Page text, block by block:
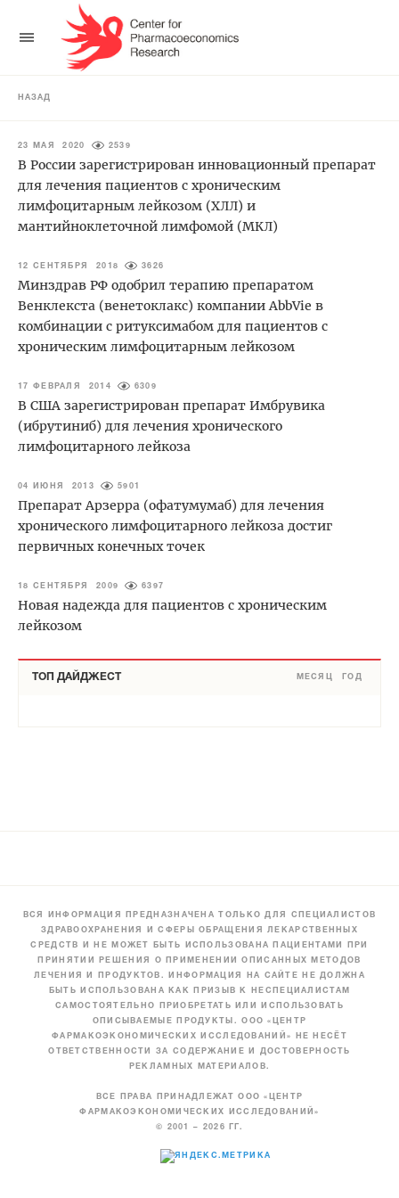
НАЗАД
23 МАЯ 2020 2539
В России зарегистрирован инновационный препарат
для лечения пациентов с хроническим
лимфоцитарным лейкозом (ХЛЛ) и
мантийноклеточной лимфомой (МКЛ)
12 СЕНТЯБРЯ 2018 3626
Минздрав РФ одобрил терапию препаратом
Венклекста (венетоклакс) компании AbbVie в
комбинации с ритуксимабом для пациентов с
хроническим лимфоцитарным лейкозом
17 ФЕВРАЛЯ 2014 6309
В США зарегистрирован препарат Имбрувика
(ибрутиниб) для лечения хронического
лимфоцитарного лейкоза
04 ИЮНЯ 2013 5901
Препарат Арзерра (офатумумаб) для лечения
хронического лимфоцитарного лейкоза достиг
первичных конечных точек
18 СЕНТЯБРЯ 2009 6397
Новая надежда для пациентов с хроническим
лейкозом
ТОП ДАЙДЖЕСТ МЕСЯЦ ГОД
ВСЯ ИНФОРМАЦИЯ ПРЕДНАЗНАЧЕНА ТОЛЬКО ДЛЯ СПЕЦИАЛИСТОВ
ЗДРАВООХРАНЕНИЯ И СФЕРЫ ОБРАЩЕНИЯ ЛЕКАРСТВЕННЫХ
СРЕДСТВ И НЕ МОЖЕТ БЫТЬ ИСПОЛЬЗОВАНА ПАЦИЕНТАМИ ПРИ
ПРИНЯТИИ РЕШЕНИЯ О ПРИМЕНЕНИИ ОПИСАННЫХ МЕТОДОВ
ЛЕЧЕНИЯ И ПРОДУКТОВ. ИНФОРМАЦИЯ НА САЙТЕ НЕ ДОЛЖНА
БЫТЬ ИСПОЛЬЗОВАНА КАК ПРИЗЫВ К НЕСПЕЦИАЛИСТАМ
САМОСТОЯТЕЛЬНО ПРИОБРЕТАТЬ ИЛИ ИСПОЛЬЗОВАТЬ
ОПИСЫВАЕМЫЕ ПРОДУКТЫ. ООО «ЦЕНТР
ФАРМАКОЭКОНОМИЧЕСКИХ ИССЛЕДОВАНИЙ» НЕ НЕСЁТ
ОТВЕТСТВЕННОСТИ ЗА СОДЕРЖАНИЕ И ДОСТОВЕРНОСТЬ
РЕКЛАМНЫХ МАТЕРИАЛОВ.
ВСЕ ПРАВА ПРИНАДЛЕЖАТ ООО «ЦЕНТР
ФАРМАКОЭКОНОМИЧЕСКИХ ИССЛЕДОВАНИЙ»
© 2001 – 2026 ГГ.